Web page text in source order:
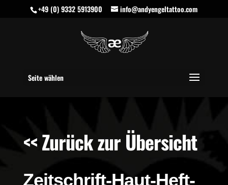
+49 (0) 9332 5913900 info@andyengeltattoo.com
Seite wählen
<< Zurück zur Übersicht
Zeitschrift-Haut-Heft-